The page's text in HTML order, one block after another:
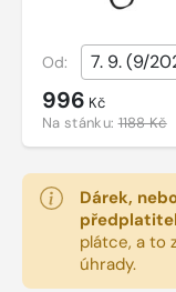
Od:
996 Kč
Na stánku:1188 Kč
Dárek,
plátce, a to
úhrady.